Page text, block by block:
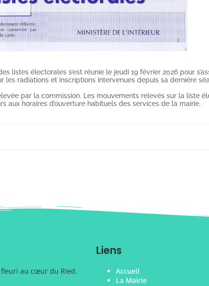
listes électorales s’est réunie le jeudi 19 février 2026 pour
les radiations et inscriptions intervenues depuis sa dernière
par la commission. Les mouvements relevés sur la liste
aux horaires d’ouverture habituels des services de la mairie.
fleuri au cœur du Ried.
Liens
Accueil
La Mairie